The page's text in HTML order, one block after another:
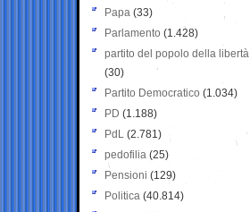
Papa (33)
Parlamento (1.428)
partito del popolo della libertà
(30)
Partito Democratico (1.034)
PD (1.188)
PdL (2.781)
pedofilia (25)
Pensioni (129)
Politica (40.814)